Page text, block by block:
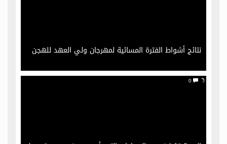
نتائج أشواط الفترة المسائية لمهرجان ولي العهد للهجن